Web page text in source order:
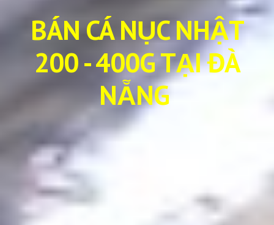
BÁN CÁ NỤC NHẬT
200 - 400G TẠI ĐÀ
NẴNG